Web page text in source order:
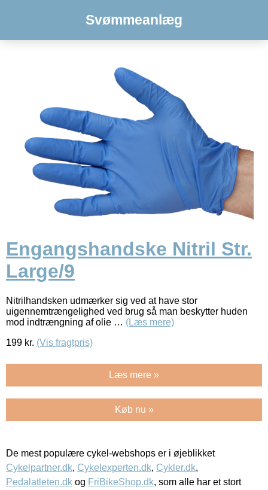
Svømmeanlæg
Engangshandske Nitril Str.
Large/9
Nitrilhandsken udmærker sig ved at have stor
uigennemtrængelighed ved brug så man beskytter huden
mod indtrængning af olie … (Læs mere)
199 kr. (Vis fragtpris)
Læs mere »
Køb nu »
De mest populære cykel-webshops er i øjeblikket
Cykelpartner.dk, Cykelexperten.dk, Cykler.dk,
Pedalatleten.dk og FriBikeShop.dk, som alle har et stort